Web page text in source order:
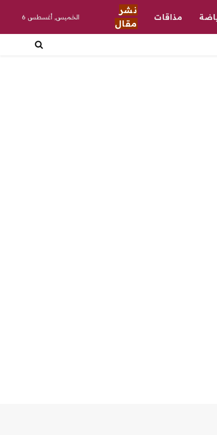
مذاقات
نشر
مقال
الخميس, أغسطس 6